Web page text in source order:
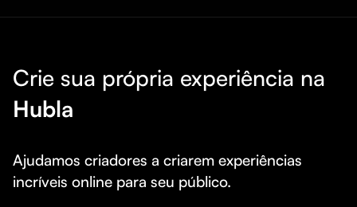
Crie sua própria experiência na
Hubla
Ajudamos criadores a criarem experiências
incríveis online para seu público.